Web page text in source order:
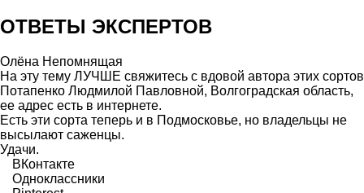
ОТВЕТЫ ЭКСПЕРТОВ
Олёна Непомнящая
На эту тему ЛУЧШЕ свяжитесь с вдовой автора этих сортов
Потапенко Людмилой Павловной, Волгоградская область,
ее адрес есть в интернете.
Есть эти сорта теперь и в Подмосковье, но владельцы не
высылают саженцы.
Удачи.
ВКонтакте
Одноклассники